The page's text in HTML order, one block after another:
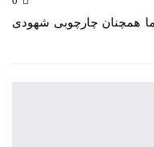
همچنان چارچوبی شهودی